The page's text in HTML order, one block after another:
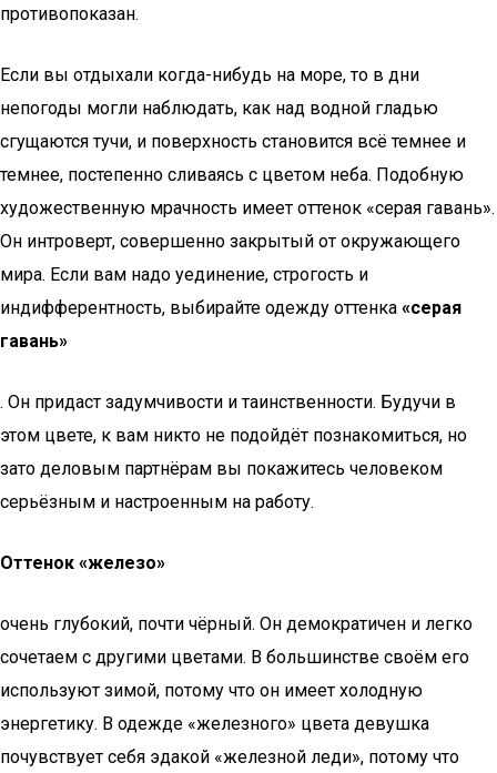
противопоказан.
Если вы отдыхали когда-нибудь на море, то в дни
непогоды могли наблюдать, как над водной гладью
сгущаются тучи, и поверхность становится всё темнее и
темнее, постепенно сливаясь с цветом неба. Подобную
художественную мрачность имеет оттенок «серая гавань».
Он интроверт, совершенно закрытый от окружающего
мира. Если вам надо уединение, строгость и
индифферентность, выбирайте одежду оттенка «серая
гавань»
. Он придаст задумчивости и таинственности. Будучи в
этом цвете, к вам никто не подойдёт познакомиться, но
зато деловым партнёрам вы покажитесь человеком
серьёзным и настроенным на работу.
Оттенок «железо»
очень глубокий, почти чёрный. Он демократичен и легко
сочетаем с другими цветами. В большинстве своём его
используют зимой, потому что он имеет холодную
энергетику. В одежде «железного» цвета девушка
почувствует себя эдакой «железной леди», потому что